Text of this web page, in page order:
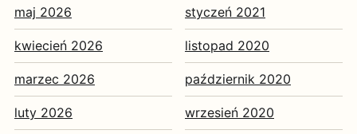
maj 2026
kwiecień 2026
marzec 2026
luty 2026
styczeń 2021
listopad 2020
październik 2020
wrzesień 2020